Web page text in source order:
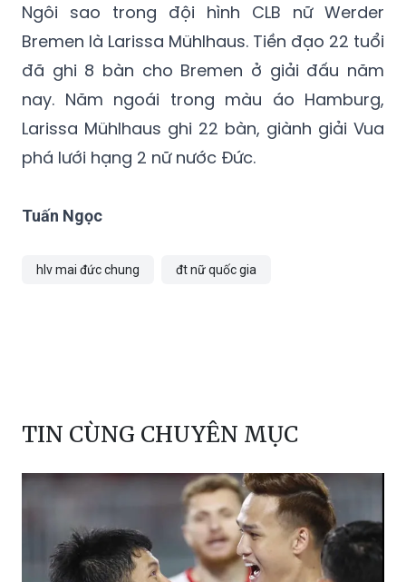
Ngôi sao trong đội hình CLB nữ Werder
Bremen là Larissa Mühlhaus. Tiền đạo 22 tuổi
đã ghi 8 bàn cho Bremen ở giải đấu năm
nay. Năm ngoái trong màu áo Hamburg,
Larissa Mühlhaus ghi 22 bàn, giành giải Vua
phá lưới hạng 2 nữ nước Đức.
Tuấn Ngọc
hlv mai đức chung đt nữ quốc gia
TIN CÙNG CHUYÊN MỤC